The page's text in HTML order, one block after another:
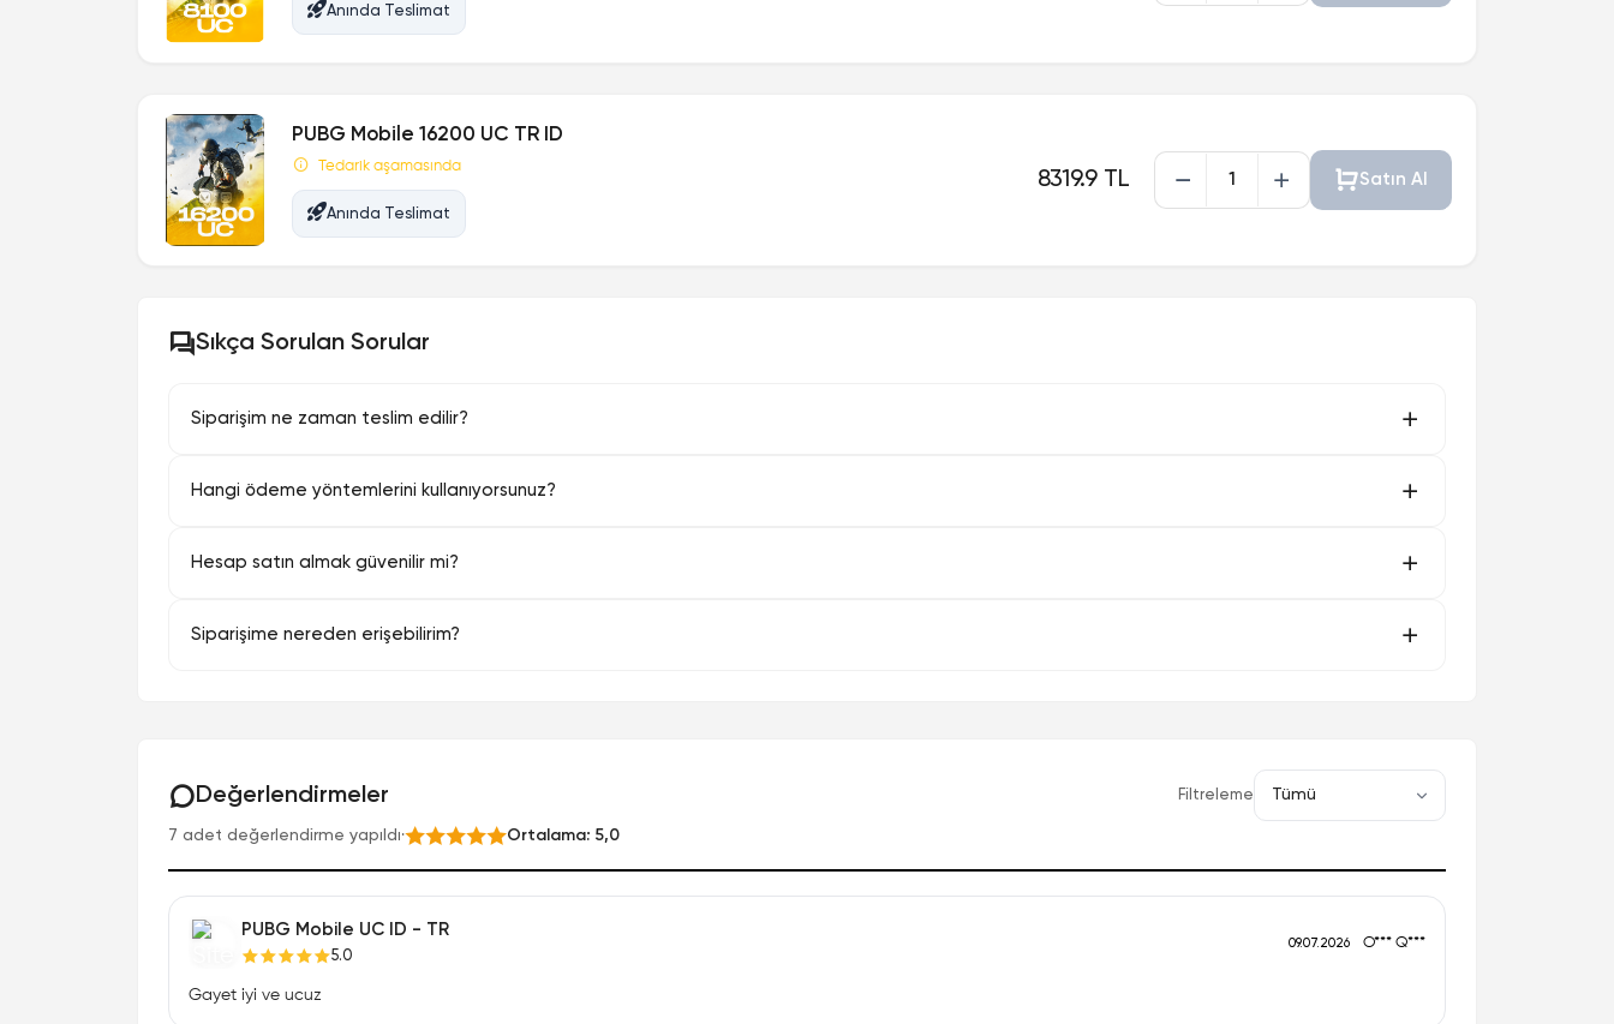
Anında Teslimat
PUBG Mobile 16200 UC TR ID
Tedarik aşamasında
Anında Teslimat
8319.9 TL Satın Al
Sıkça Sorulan Sorular
Siparişim ne zaman teslim edilir?
Hangi ödeme yöntemlerini kullanıyorsunuz?
Hesap satın almak güvenilir mi?
Siparişime nereden erişebilirim?
Değerlendirmeler Filtreleme
7 adet değerlendirme yapıldı· Ortalama: 5,0
PUBG Mobile UC ID - TR
5.0
09.07.2026 O*** Q***
Gayet iyi ve ucuz